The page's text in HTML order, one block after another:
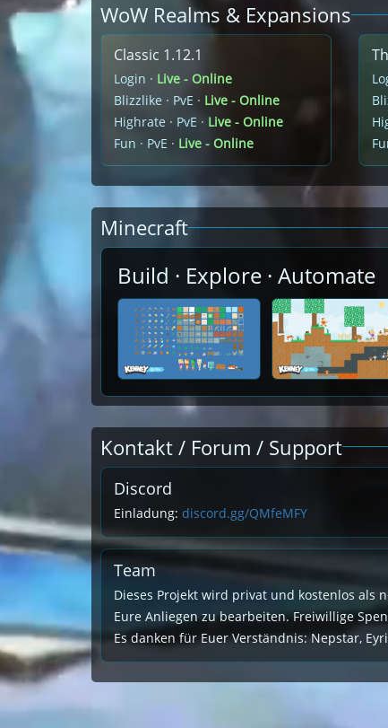
WoW Realms & Expansions
Classic 1.12.1
Login · Live - Online
Blizzlike · PvE · Live - Online
Highrate · PvE · Live - Online
Fun · PvE · Live - Online
Minecraft
Build · Explore · Automate
Kontakt / Forum / Support
Discord
Einladung: discord.gg/QMfeMFY
Team
Dieses Projekt wird privat und kostenlos als
Eure Anliegen zu bearbeiten. Freiwillige
Es danken für Euer Verständnis: Nepstar,